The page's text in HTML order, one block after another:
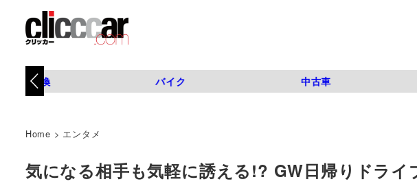
タイヤ交換 バイク 中古車
Home > エンタメ
気になる相手も気軽に誘える!? GW日帰りドライ